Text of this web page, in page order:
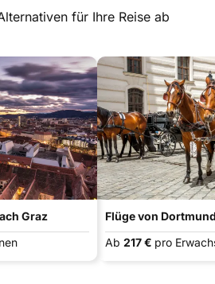
für Ihre Reise ab
Graz
Flüge von
Ab 217 € pro